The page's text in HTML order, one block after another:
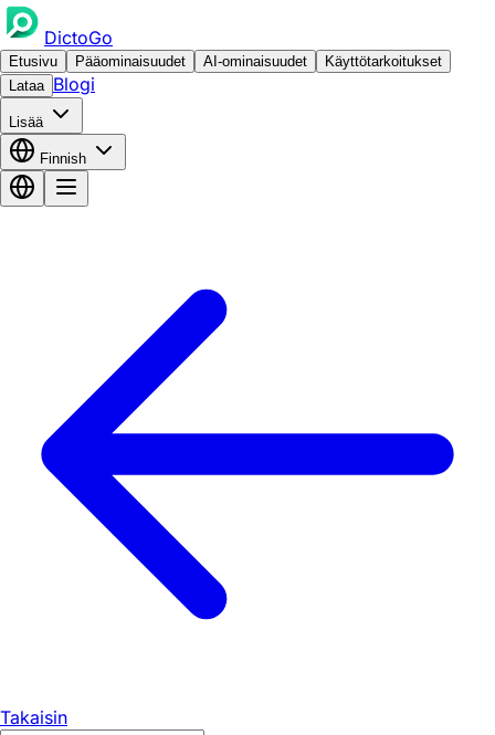
DictoGo
Etusivu Pääominaisuudet AI-ominaisuudet
Käyttötarkoitukset
Lataa Blogi
Lisää
Finnish
Takaisin